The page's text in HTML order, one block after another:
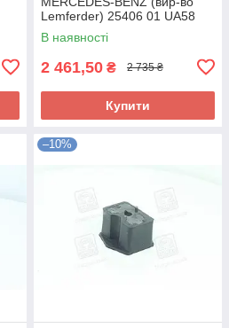
Lemferder) 25406 01 UA58
В наявності
2 461,50 ₴ 2 735 ₴
Купити
–10%